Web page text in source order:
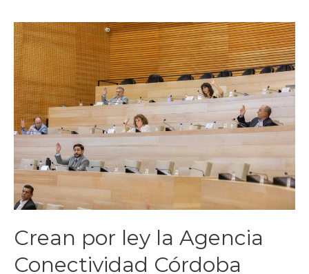
Crean por ley la Agencia
Conectividad Córdoba